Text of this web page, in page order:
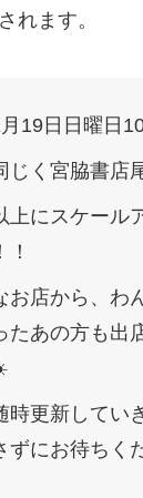
れます。
19日日曜日
じく宮脇書店
上にスケール
お店から、わ
たあの方も出
時更新してい
ずにお待ちく